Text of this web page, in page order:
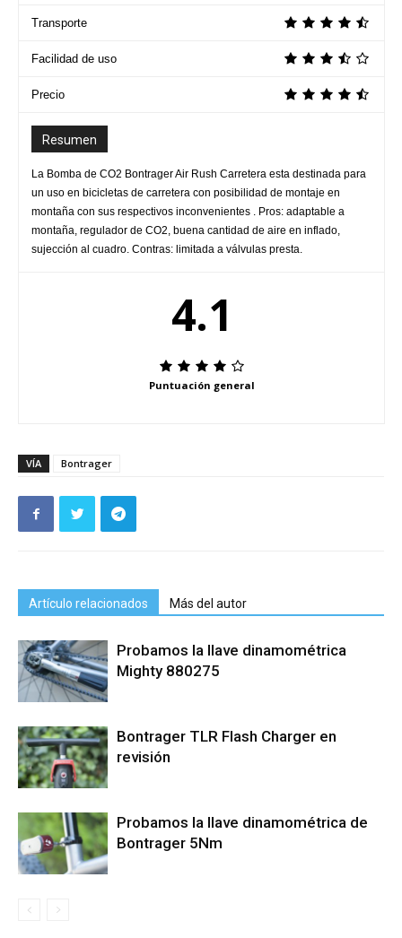
Transporte
Facilidad de uso
Precio
Resumen
La Bomba de CO2 Bontrager Air Rush Carretera esta destinada para
un uso en bicicletas de carretera con posibilidad de montaje en
montaña con sus respectivos inconvenientes . Pros: adaptable a
montaña, regulador de CO2, buena cantidad de aire en inflado,
sujección al cuadro. Contras: limitada a válvulas presta.
4.1
Puntuación general
VÍA Bontrager
Artículo relacionados Más del autor
Probamos la llave dinamométrica
Mighty 880275
Bontrager TLR Flash Charger en
revisión
Probamos la llave dinamométrica de
Bontrager 5Nm